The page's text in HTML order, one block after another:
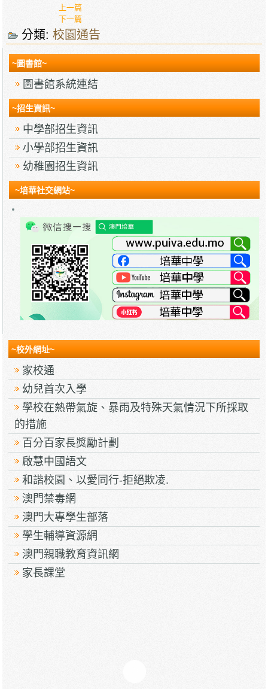
上一篇
下一篇
分類:校園通告
~圖書館~
圖書館系統連結
~招生資訊~
中學部招生資訊
小學部招生資訊
幼稚園招生資訊
~培華社交網站~
~校外網址~
家校通
幼兒首次入學
學校在熱帶氣旋、暴雨及特殊天氣情況下所採取
的措施
百分百家長獎勵計劃
啟慧中國語文
和諧校園、以愛同行-拒絕欺凌.
澳門禁毒網
澳門大專學生部落
學生輔導資源網
澳門親職教育資訊網
家長課堂